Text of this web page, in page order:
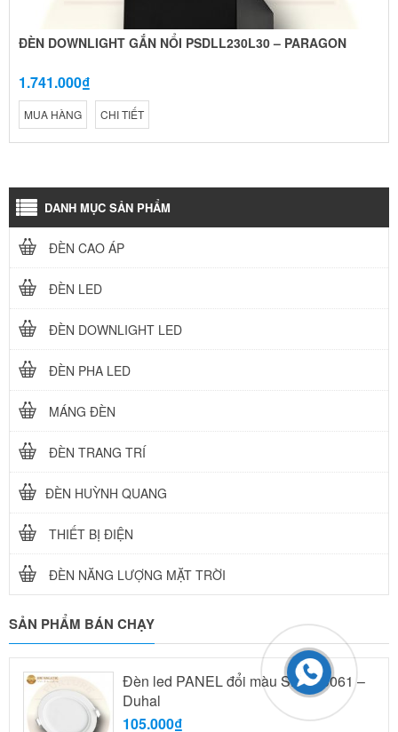
ĐÈN DOWNLIGHT GẮN NỔI PSDLL230L30 – PARAGON
1.741.000₫
MUA HÀNG CHI TIẾT
DANH MỤC SẢN PHẨM
ĐÈN CAO ÁP
ĐÈN LED
ĐÈN DOWNLIGHT LED
ĐÈN PHA LED
MÁNG ĐÈN
ĐÈN TRANG TRÍ
ĐÈN HUỲNH QUANG
THIẾT BỊ ĐIỆN
ĐÈN NĂNG LƯỢNG MẶT TRỜI
SẢN PHẨM BÁN CHẠY
Đèn led PANEL đổi màu SDMT0061 –
Duhal
105.000₫